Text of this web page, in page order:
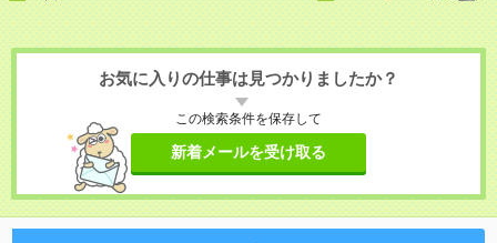
お気に入りの仕事は見つかりましたか？
この検索条件を保存して
新着メールを受け取る